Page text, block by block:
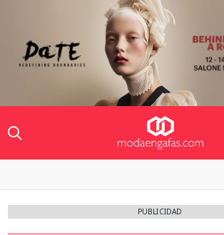
PUBLICIDAD